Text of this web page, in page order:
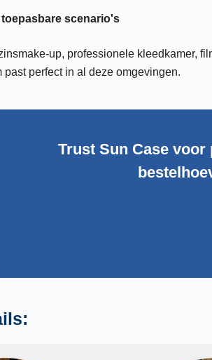
scenario's
up, professionele kleedkamer,
past perfect in al deze omgevingen.
Trust Sun Case